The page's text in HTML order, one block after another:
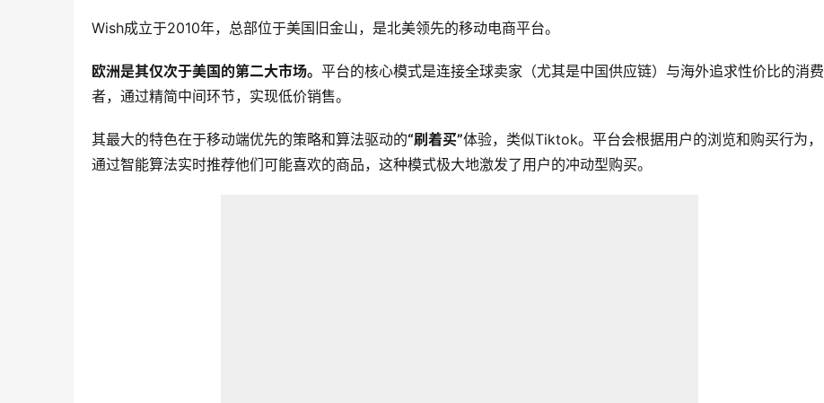
Wish成立于2010年，总部位于美国旧金山，是北美领先的移动电商平台。
欧洲是其仅次于美国的第二大市场。 平台的核心模式是连接全球卖家（尤其是中国供应链）与海外追求性价比的消费
者，通过精简中间环节，实现低价销售。
其最大的特色在于移动端优先的策略和算法驱动的“刷着买”体验，类似Tiktok。平台会根据用户的浏览和购买行为，
通过智能算法实时推荐他们可能喜欢的商品，这种模式极大地激发了用户的冲动型购买。